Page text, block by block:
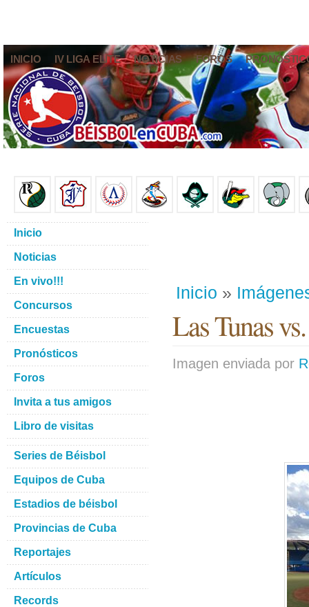
INICIO IV LIGA ELITE NOTICIAS FOROS
Inicio »
Las Tunas
Imagen enviada por
Inicio
Noticias
En vivo!!!
Concursos
Encuestas
Pronósticos
Foros
Invita a tus amigos
Libro de visitas
Series de Béisbol
Equipos de Cuba
Estadios de béisbol
Provincias de Cuba
Reportajes
Artículos
Records